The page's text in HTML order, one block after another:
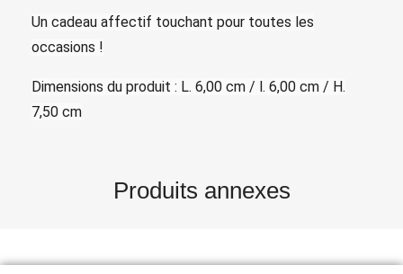
Un cadeau affectif touchant pour toutes les
occasions !
Dimensions du produit : L. 6,00 cm / l. 6,00 cm / H.
7,50 cm
Produits annexes